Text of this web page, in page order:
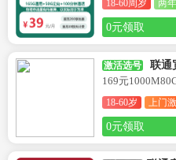
18-60周岁 两
0元领取
激活选号
联通
169元
18-60岁 上门
0元领取